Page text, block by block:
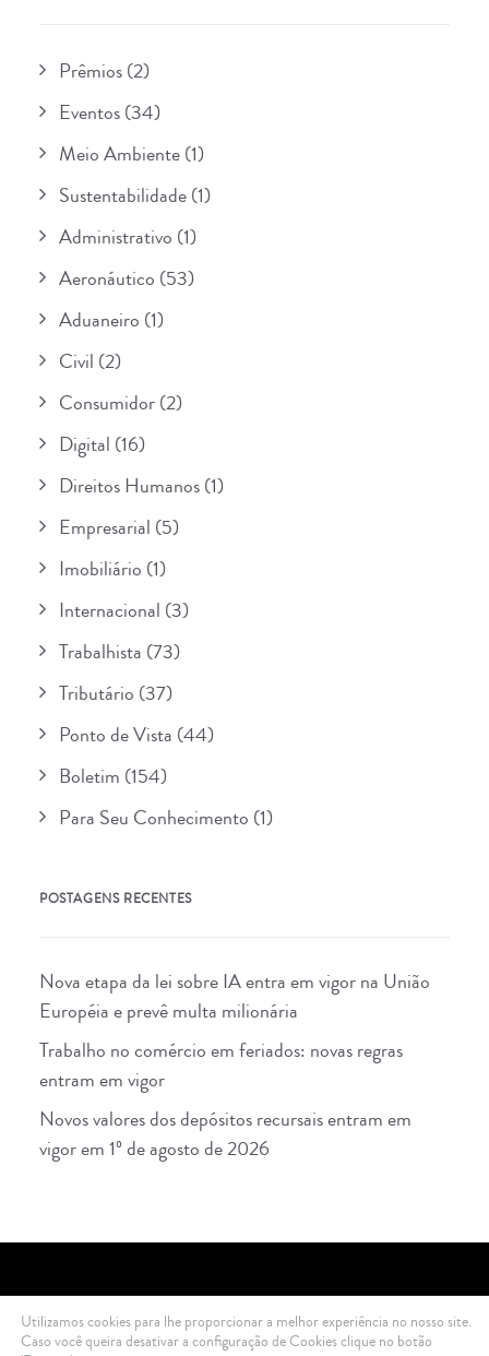
Prêmios(2)
Eventos(34)
Meio Ambiente(1)
Sustentabilidade(1)
Administrativo (1)
Aeronáutico (53)
Aduaneiro (1)
Civil (2)
Consumidor(2)
Digital (16)
Direitos Humanos(1)
Empresarial (5)
Imobiliário (1)
Internacional (3)
Trabalhista (73)
Tributário (37)
Ponto de Vista (44)
Boletim (154)
Para Seu Conhecimento (1)
POSTAGENS RECENTES
Nova etapa da lei sobre IA entra em vigor na União
Européia e prevê multa milionária
Trabalho no comércio em feriados: novas regras
entram em vigor
Novos valores dos depósitos recursais entram em
vigor em 1º de agosto de 2026
2021 Di Ciero Advogados © All rights reserved .Política de Privacidade
Utilizamos cookies para lhe proporcionar a melhor experiência no nosso site.
Caso você queira desativar a configuração de Cookies clique no botão